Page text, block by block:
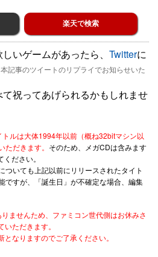
楽天で検索
いゲームがあったら、 Twitterに
本記事のツイートのリプライでお知らせいた
祝ってあげられるかもしれませ
ルは大体1994年以前（概ね32bitマシン以
だきます。 そのため、メガCDは含みます
ださい。
ついても上記以前にリリースされたタイト
ですが、「誕生日」が不確定な場合、編集
ませんため、ファミコン世代側はお休みさ
いただきます。
なりますのでご了承ください。